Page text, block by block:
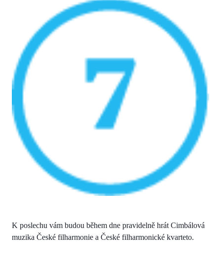
K poslechu vám budou během dne pravidelně hrát Cimbálová
muzika České filharmonie a České filharmonické kvarteto.